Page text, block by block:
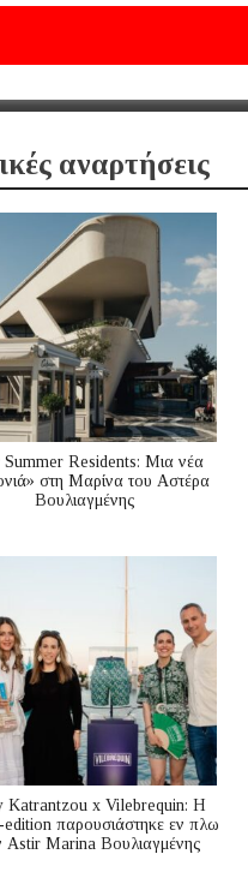
αναρτήσεις
Residents: Μια νέα
στη Μαρίνα του Αστέρα
Βουλιαγμένης
Katrantzou x Vilebrequin: Η
παρουσιάστηκε εν πλω
Astir Marina Βουλιαγμένης